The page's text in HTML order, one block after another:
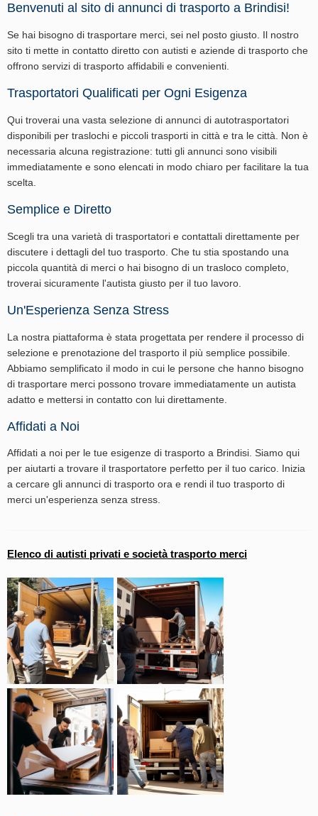
Benvenuti al sito di annunci di trasporto a Brindisi!
Se hai bisogno di trasportare merci, sei nel posto giusto. Il nostro
sito ti mette in contatto diretto con autisti e aziende di trasporto che
offrono servizi di trasporto affidabili e convenienti.
Trasportatori Qualificati per Ogni Esigenza
Qui troverai una vasta selezione di annunci di autotrasportatori
disponibili per traslochi e piccoli trasporti in città e tra le città. Non è
necessaria alcuna registrazione: tutti gli annunci sono visibili
immediatamente e sono elencati in modo chiaro per facilitare la tua
scelta.
Semplice e Diretto
Scegli tra una varietà di trasportatori e contattali direttamente per
discutere i dettagli del tuo trasporto. Che tu stia spostando una
piccola quantità di merci o hai bisogno di un trasloco completo,
troverai sicuramente l'autista giusto per il tuo lavoro.
Un'Esperienza Senza Stress
La nostra piattaforma è stata progettata per rendere il processo di
selezione e prenotazione del trasporto il più semplice possibile.
Abbiamo semplificato il modo in cui le persone che hanno bisogno
di trasportare merci possono trovare immediatamente un autista
adatto e mettersi in contatto con lui direttamente.
Affidati a Noi
Affidati a noi per le tue esigenze di trasporto a Brindisi. Siamo qui
per aiutarti a trovare il trasportatore perfetto per il tuo carico. Inizia
a cercare gli annunci di trasporto ora e rendi il tuo trasporto di
merci un'esperienza senza stress.
Elenco di autisti privati e società trasporto merci